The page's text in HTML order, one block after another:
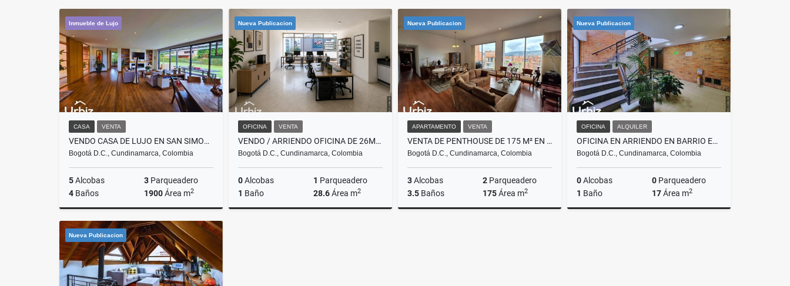
$19.200.000 $20.736.000
Inmueble de Lujo
CASA VENTA
VENDO CASA DE LUJO EN SAN SIMON DE 447M
Bogotá D.C., Cundinamarca, Colombia
5Alcobas 3 Parqueadero
4 Baños 1900Área m2
Venta
$3.500.000.000
Nueva Publicacion
OFICINA VENTA
VENDO / ARRIENDO OFICINA DE 26M² EN CHICO NORTE 98 CON 15
Bogotá D.C., Cundinamarca, Colombia
0Alcobas 1 Parqueadero
1 Baño 28.6Área m2
Nueva Publicacion
APARTAMENTO VENTA
VENTA DE PENTHOUSE DE 175 M² EN CONJUNTO CON PISCINA Y CLUB HOUSE
Bogotá D.C., Cundinamarca, Colombia
3Alcobas 2 Parqueadero
3.5 Baños 175Área m2
Nueva Publicacion
OFICINA ALQUILER
OFICINA EN ARRIENDO EN BARRIO EL LAGO SOBRE CARRERA 15 CON 74 DE 17 M²
Bogotá D.C., Cundinamarca, Colombia
0Alcobas 0 Parqueadero
1 Baño 17Área m2
Nueva Publicacion